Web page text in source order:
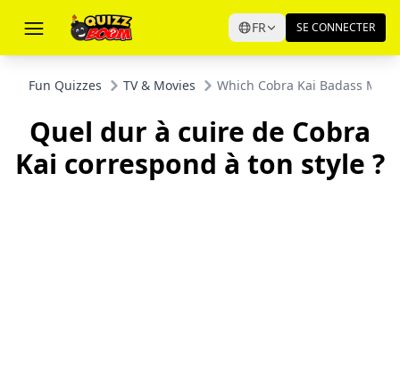
FR SE CONNECTER
Fun Quizzes TV & Movies Which Cobra Kai Badass
Quel dur à cuire de Cobra
Kai correspond à ton style ?